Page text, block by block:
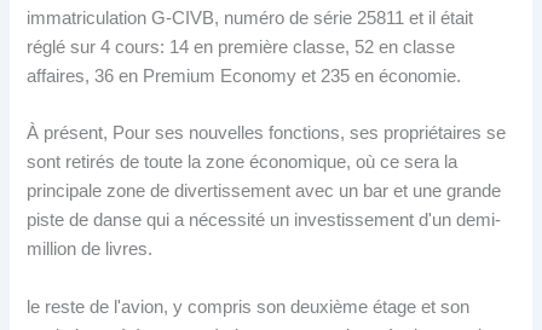
immatriculation G-CIVB, numéro de série 25811 et il était
réglé sur 4 cours: 14 en première classe, 52 en classe
affaires, 36 en Premium Economy et 235 en économie.
À présent, Pour ses nouvelles fonctions, ses propriétaires se
sont retirés de toute la zone économique, où ce sera la
principale zone de divertissement avec un bar et une grande
piste de danse qui a nécessité un investissement d'un demi-
million de livres.
le reste de l'avion, y compris son deuxième étage et son